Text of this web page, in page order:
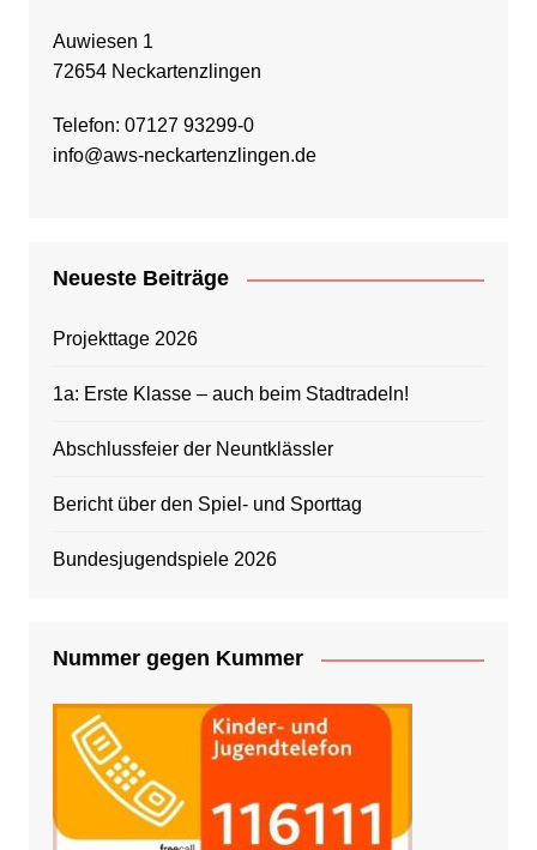
Auwiesen 1
72654 Neckartenzlingen
Telefon: 07127 93299-0
info@aws-neckartenzlingen.de
Neueste Beiträge
Projekttage 2026
1a: Erste Klasse – auch beim Stadtradeln!
Abschlussfeier der Neuntklässler
Bericht über den Spiel- und Sporttag
Bundesjugendspiele 2026
Nummer gegen Kummer